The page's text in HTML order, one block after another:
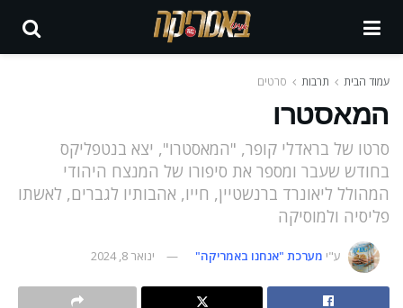
עמוד הבית תרבות סרטים
המאסטרו
סרטו של בראדלי קופר, "המאסטרו", יצא בנטפליקס
בחודש שעבר ומספר את סיפורו של המנצח היהודי
המהולל ליאונרד ברנשטיין, חייו, אהבותיו לגברים, לאשתו
פליסיה ולמוסיקה
ע"י מערכת "אנחנו באמריקה" ינואר 8, 2024